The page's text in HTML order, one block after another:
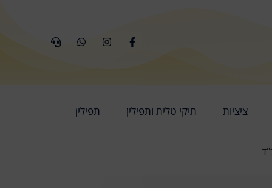
ציציות תיקי טלית ותפילין תפילין